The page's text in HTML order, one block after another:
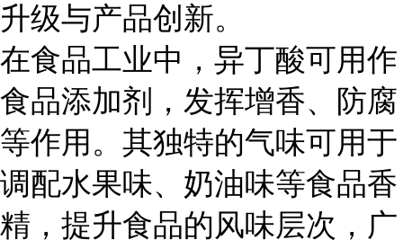
升级与产品创新。
在食品工业中，异丁酸可用作
食品添加剂，发挥增香、防腐
等作用。其独特的气味可用于
调配水果味、奶油味等食品香
精，提升食品的风味层次，广